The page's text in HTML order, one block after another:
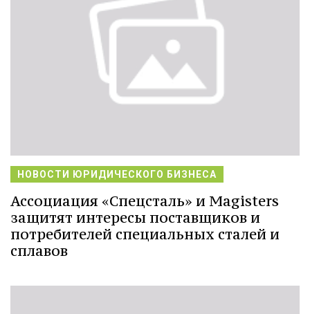
НОВОСТИ ЮРИДИЧЕСКОГО БИЗНЕСА
Ассоциация «Спецсталь» и Magisters
защитят интересы поставщиков и
потребителей специальных сталей и
сплавов